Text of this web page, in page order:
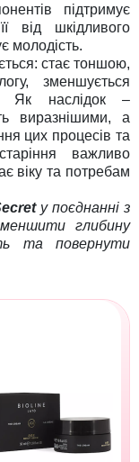
підтримує
від шкідливого
молодість.
стає тоншою,
зменшується
Як наслідок –
виразнішими, а
цих процесів та
важливо
віку та потребам
у поєднанні з
глибину
та повернути